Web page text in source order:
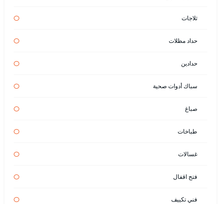
ثلاجات
حداد مظلات
حدادين
سباك أدوات صحية
صباغ
طباخات
غسالات
فتح اقفال
فني تكييف